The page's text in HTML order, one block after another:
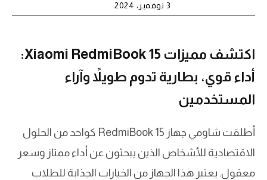
3 نوفمبر، 2024
اكتشف مميزات Xiaomi RedmiBook 15:
أداء قوي، بطارية تدوم طويلاً وآراء
المستخدمين
أطلقت شاومي جهاز RedmiBook 15 كواحد من الحلول
الاقتصادية للأشخاص الذين يبحثون عن أداء ممتاز وسعر
معقول. يعتبر هذا الجهاز من الخيارات الجذابة للطلاب